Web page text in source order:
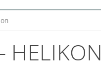
HELIKON